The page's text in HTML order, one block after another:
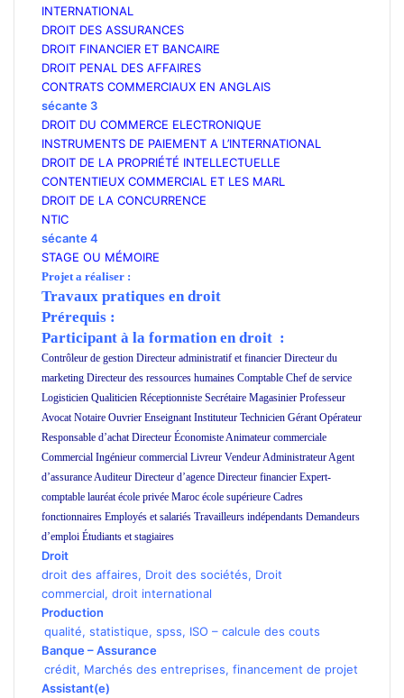
INTERNATIONAL
DROIT DES ASSURANCES
DROIT FINANCIER ET BANCAIRE
DROIT PENAL DES AFFAIRES
CONTRATS COMMERCIAUX EN ANGLAIS
sécante 3
DROIT DU COMMERCE ELECTRONIQUE
INSTRUMENTS DE PAIEMENT A L’INTERNATIONAL
DROIT DE LA PROPRIÉTÉ INTELLECTUELLE
CONTENTIEUX COMMERCIAL ET LES MARL
DROIT DE LA CONCURRENCE
NTIC
sécante 4
STAGE OU MÉMOIRE
Projet a réaliser :
Travaux pratiques en droit
Prérequis :
Participant à la formation en droit :
Contrôleur de gestion Directeur administratif et financier Directeur du
marketing Directeur des ressources humaines Comptable Chef de service
Logisticien Qualiticien Réceptionniste Secrétaire Magasinier Professeur
Avocat Notaire Ouvrier Enseignant Instituteur Technicien Gérant Opérateur
Responsable d’achat Directeur Économiste Animateur commerciale
Commercial Ingénieur commercial Livreur Vendeur Administrateur Agent
d’assurance Auditeur Directeur d’agence Directeur financier Expert-
comptable lauréat école privée Maroc école supérieure Cadres
fonctionnaires Employés et salariés Travailleurs indépendants Demandeurs
d’emploi Étudiants et stagiaires
Droit
droit des affaires, Droit des sociétés, Droit
commercial, droit international
Production
qualité, statistique, spss, ISO – calcule des couts
Banque–Assurance
crédit, Marchés des entreprises, financement de projet
Assistant(e)